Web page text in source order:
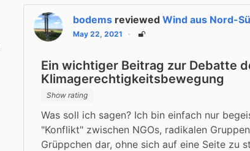
bodems reviewedWind aus Nord-
May 22, 2021 Unlisted
Ein wichtiger Beitrag zur Debatte
Klimagerechtigkeitsbewegung
Show rating
Was soll ich sagen? Ich bin einfach nur
"Konflikt" zwischen NGOs, radikalen
Grüppchen dar, ohne sich auf eine Seite zu